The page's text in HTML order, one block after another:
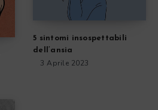
5 sintomi insospettabili
dell’ansia
3 Aprile 2023